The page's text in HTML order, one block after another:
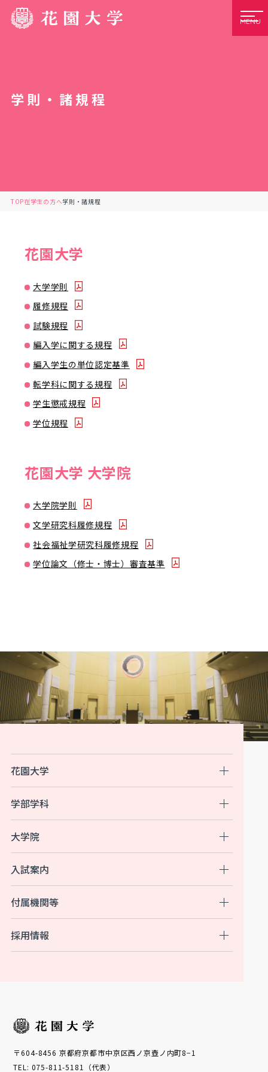
MENU
学則・諸規程
TOP在学生の方へ学則・諸規程
花園大学
大学学則
履修規程
試験規程
編入学に関する規程
編入学生の単位認定基準
転学科に関する規程
学生懲戒規程
学位規程
花園大学 大学院
大学院学則
文学研究科履修規程
社会福祉学研究科履修規程
学位論文（修士・博士）審査基準
花園大学
入試案内
付属機関等
学部学科
大学院
採用情報
〒604-8456 京都府京都市中京区西ノ京壺ノ内町8−1
TEL: 075-811-5181（代表）